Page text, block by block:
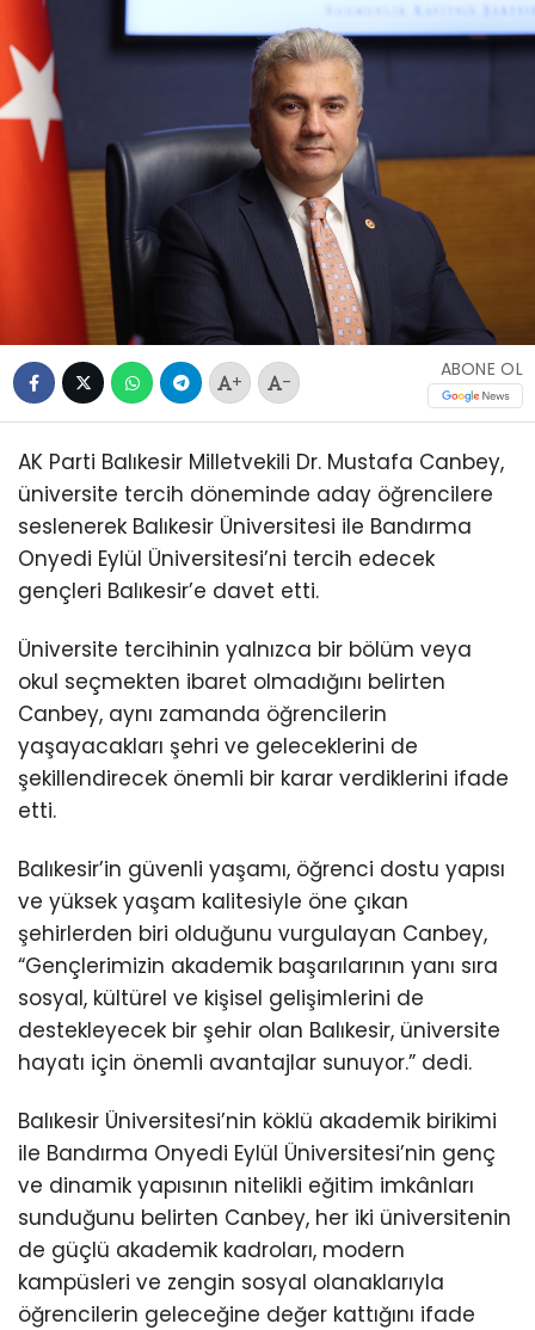
+ -
ABONE OL
AK Parti Balıkesir Milletvekili Dr. Mustafa Canbey,
üniversite tercih döneminde aday öğrencilere
seslenerek Balıkesir Üniversitesi ile Bandırma
Onyedi Eylül Üniversitesi’ni tercih edecek
gençleri Balıkesir’e davet etti.
Üniversite tercihinin yalnızca bir bölüm veya
okul seçmekten ibaret olmadığını belirten
Canbey, aynı zamanda öğrencilerin
yaşayacakları şehri ve geleceklerini de
şekillendirecek önemli bir karar verdiklerini ifade
etti.
Balıkesir’in güvenli yaşamı, öğrenci dostu yapısı
ve yüksek yaşam kalitesiyle öne çıkan
şehirlerden biri olduğunu vurgulayan Canbey,
“Gençlerimizin akademik başarılarının yanı sıra
sosyal, kültürel ve kişisel gelişimlerini de
destekleyecek bir şehir olan Balıkesir, üniversite
hayatı için önemli avantajlar sunuyor.” dedi.
Balıkesir Üniversitesi’nin köklü akademik birikimi
ile Bandırma Onyedi Eylül Üniversitesi’nin genç
ve dinamik yapısının nitelikli eğitim imkânları
sunduğunu belirten Canbey, her iki üniversitenin
de güçlü akademik kadroları, modern
kampüsleri ve zengin sosyal olanaklarıyla
öğrencilerin geleceğine değer kattığını ifade